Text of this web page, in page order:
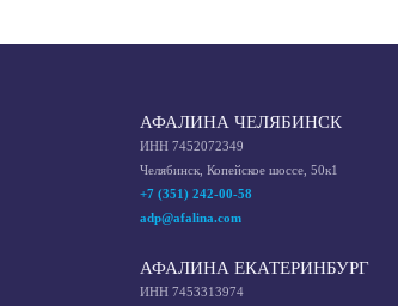
АФАЛИНА ЧЕЛЯБИНСК
ИНН 7452072349
Челябинск, Копейское шоссе, 50к1
+7 (351) 242-00-58
adp@afalina.com
АФАЛИНА ЕКАТЕРИНБУРГ
ИНН 7453313974